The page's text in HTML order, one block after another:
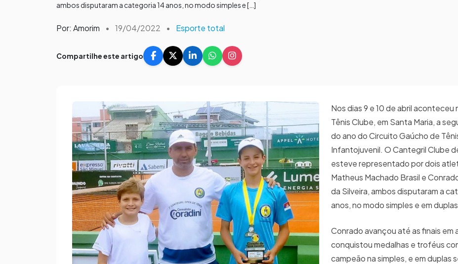
ambos disputaram a categoria 14 anos, no modo simples e […]
Por: Amorim • 19/04/2022 • Esporte total
Compartilhe este artigo
Nos dias 9 e 10 de abril aconteceu
Tênis Clube, em Santa Maria, a
do ano do Circuito Gaúcho de
Infantojuvenil. O Cantegril Clube
esteve representado por dois
Matheus Machado Brasil e
da Silveira, ambos disputaram a
anos, no modo simples e em
Conrado avançou até as finais em
conquistou medalhas e troféus
campeão na simples, e em duplas